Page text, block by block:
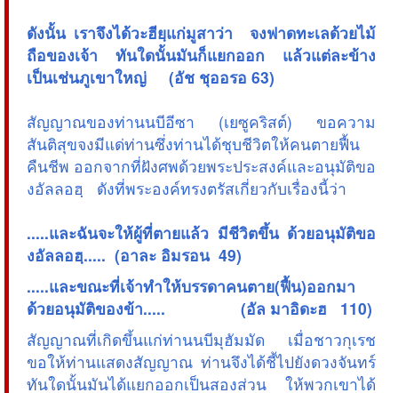
ดังนั้น เราจึงได้วะฮียฺแก่มูสาว่า จงฟาดทะเลด้วยไม้
ถือของเจ้า ทันใดนั้นมันก็แยกออก แล้วแต่ละข้าง
เป็นเช่นภูเขาใหญ่ (อัช ชุออรอ 63)
สัญญาณของท่านนบีอีซา (เยซูคริสต์) ขอความ
สันติสุขจงมีแด่ท่านซึ่งท่านได้ชุบชีวิตให้คนตายฟื้น
คืนชีพ ออกจากที่ฝังศพด้วยพระประสงค์และอนุมัติขอ
งอัลลอฮฺ ดังที่พระองค์ทรงตรัสเกี่ยวกับเรื่องนี้ว่า
.....และฉันจะให้ผู้ที่ตายแล้ว มีชีวิตขึ้น ด้วยอนุมัติขอ
งอัลลอฮฺ..... (อาละ อิมรอน 49)
.....และขณะที่เจ้าทำให้บรรดาคนตาย(ฟื้น)ออกมา
ด้วยอนุมัติของข้า..... (อัล มาอิดะฮ 110)
สัญญาณที่เกิดขึ้นแก่ท่านนบีมุฮัมมัด เมื่อชาวกุเรช
ขอให้ท่านแสดงสัญญาณ ท่านจึงได้ชี้ไปยังดวงจันทร์
ทันใดนั้นมันได้แยกออกเป็นสองส่วน ให้พวกเขาได้